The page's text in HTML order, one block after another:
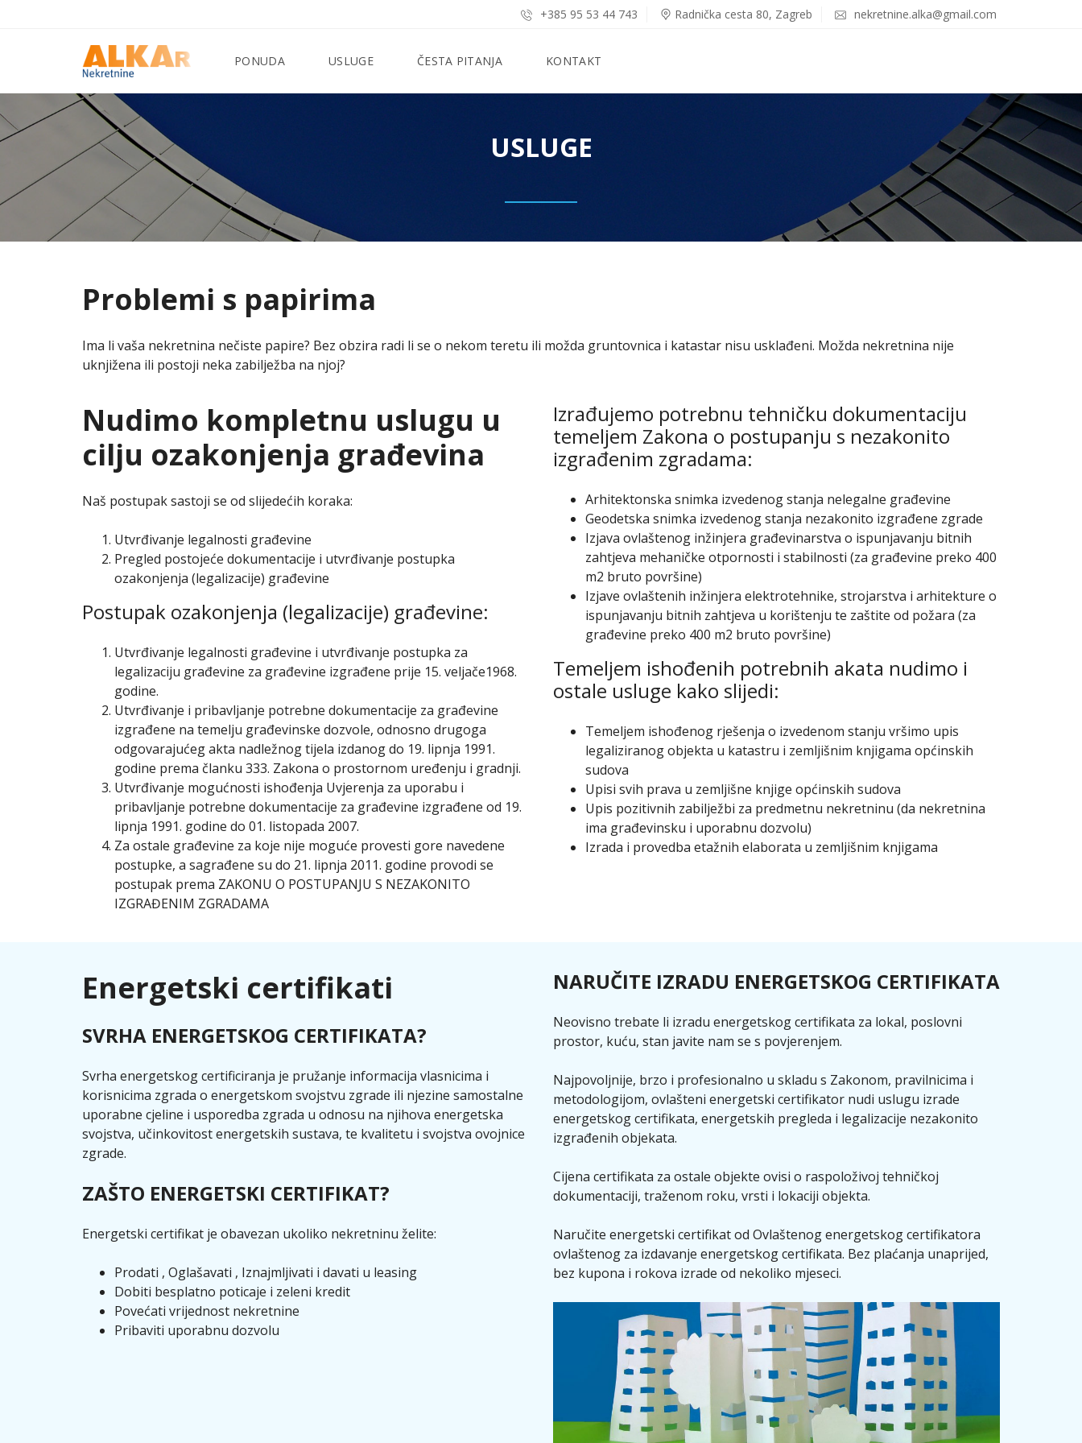
+385 95 53 44 743 Radnička cesta 80, Zagreb nekretnine.alka@gmail.com
PONUDA USLUGE ČESTA PITANJA KONTAKT
USLUGE
Problemi s papirima
Ima li vaša nekretnina nečiste papire? Bez obzira radi li se o nekom teretu ili možda gruntovnica i katastar nisu usklađeni. Možda nekretnina nije
uknjižena ili postoji neka zabilježba na njoj?
Nudimo kompletnu uslugu u
cilju ozakonjenja građevina
Naš postupak sastoji se od slijedećih koraka:
Utvrđivanje legalnosti građevine
Pregled postojeće dokumentacije i utvrđivanje postupka
ozakonjenja (legalizacije) građevine
Postupak ozakonjenja (legalizacije) građevine:
Utvrđivanje legalnosti građevine i utvrđivanje postupka za
legalizaciju građevine za građevine izgrađene prije 15. veljače1968.
godine.
Utvrđivanje i pribavljanje potrebne dokumentacije za građevine
izgrađene na temelju građevinske dozvole, odnosno drugoga
odgovarajućeg akta nadležnog tijela izdanog do 19. lipnja 1991.
godine prema članku 333. Zakona o prostornom uređenju i gradnji.
Utvrđivanje mogućnosti ishođenja Uvjerenja za uporabu i
pribavljanje potrebne dokumentacije za građevine izgrađene od 19.
lipnja 1991. godine do 01. listopada 2007.
Za ostale građevine za koje nije moguće provesti gore navedene
postupke, a sagrađene su do 21. lipnja 2011. godine provodi se
postupak prema ZAKONU O POSTUPANJU S NEZAKONITO
IZGRAĐENIM ZGRADAMA
Izrađujemo potrebnu tehničku dokumentaciju
temeljem Zakona o postupanju s nezakonito
izgrađenim zgradama:
Arhitektonska snimka izvedenog stanja nelegalne građevine
Geodetska snimka izvedenog stanja nezakonito izgrađene zgrade
Izjava ovlaštenog inžinjera građevinarstva o ispunjavanju bitnih
zahtjeva mehaničke otpornosti i stabilnosti (za građevine preko 400
m2 bruto površine)
Izjave ovlaštenih inžinjera elektrotehnike, strojarstva i arhitekture o
ispunjavanju bitnih zahtjeva u korištenju te zaštite od požara (za
građevine preko 400 m2 bruto površine)
Temeljem ishođenih potrebnih akata nudimo i
ostale usluge kako slijedi:
Temeljem ishođenog rješenja o izvedenom stanju vršimo upis
legaliziranog objekta u katastru i zemljišnim knjigama općinskih
sudova
Upisi svih prava u zemljišne knjige općinskih sudova
Upis pozitivnih zabilježbi za predmetnu nekretninu (da nekretnina
ima građevinsku i uporabnu dozvolu)
Izrada i provedba etažnih elaborata u zemljišnim knjigama
Energetski certifikati
SVRHA ENERGETSKOG CERTIFIKATA?
Svrha energetskog certificiranja je pružanje informacija vlasnicima i
korisnicima zgrada o energetskom svojstvu zgrade ili njezine samostalne
uporabne cjeline i usporedba zgrada u odnosu na njihova energetska
svojstva, učinkovitost energetskih sustava, te kvalitetu i svojstva ovojnice
zgrade.
ZAŠTO ENERGETSKI CERTIFIKAT?
Energetski certifikat je obavezan ukoliko nekretninu želite:
Prodati , Oglašavati , Iznajmljivati i davati u leasing
Dobiti besplatno poticaje i zeleni kredit
Povećati vrijednost nekretnine
Pribaviti uporabnu dozvolu
NARUČITE IZRADU ENERGETSKOG CERTIFIKATA
Neovisno trebate li izradu energetskog certifikata za lokal, poslovni
prostor, kuću, stan javite nam se s povjerenjem.
Najpovoljnije, brzo i profesionalno u skladu s Zakonom, pravilnicima i
metodologijom, ovlašteni energetski certifikator nudi uslugu izrade
energetskog certifikata, energetskih pregleda i legalizacije nezakonito
izgrađenih objekata.
Cijena certifikata za ostale objekte ovisi o raspoloživoj tehničkoj
dokumentaciji, traženom roku, vrsti i lokaciji objekta.
Naručite energetski certifikat od Ovlaštenog energetskog certifikatora
ovlaštenog za izdavanje energetskog certifikata. Bez plaćanja unaprijed,
bez kupona i rokova izrade od nekoliko mjeseci.